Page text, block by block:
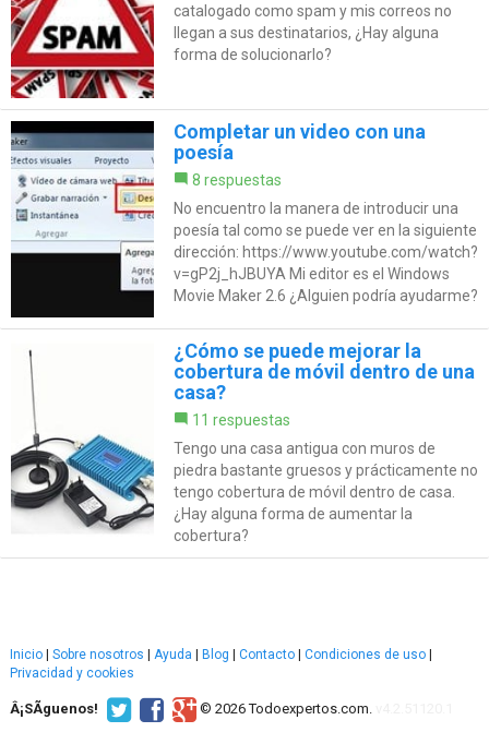
catalogado como spam y mis correos no
llegan a sus destinatarios, ¿Hay alguna
forma de solucionarlo?
Completar un video con una
poesía
8 respuestas
No encuentro la manera de introducir una
poesía tal como se puede ver en la siguiente
dirección: https://www.youtube.com/watch?
v=gP2j_hJBUYA Mi editor es el Windows
Movie Maker 2.6 ¿Alguien podría ayudarme?
¿Cómo se puede mejorar la
cobertura de móvil dentro de una
casa?
11 respuestas
Tengo una casa antigua con muros de
piedra bastante gruesos y prácticamente no
tengo cobertura de móvil dentro de casa.
¿Hay alguna forma de aumentar la
cobertura?
Inicio Sobre nosotros Ayuda Blog Contacto Condiciones de uso
Privacidad y cookies
Â¡SÃ­guenos! © 2026 Todoexpertos.com.